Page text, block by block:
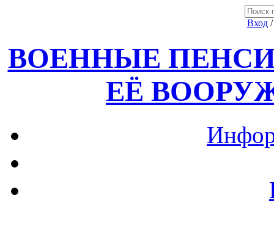
Вход
ВОЕННЫЕ
ЕЁ